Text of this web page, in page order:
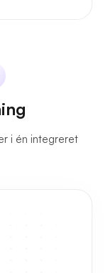
i én integreret